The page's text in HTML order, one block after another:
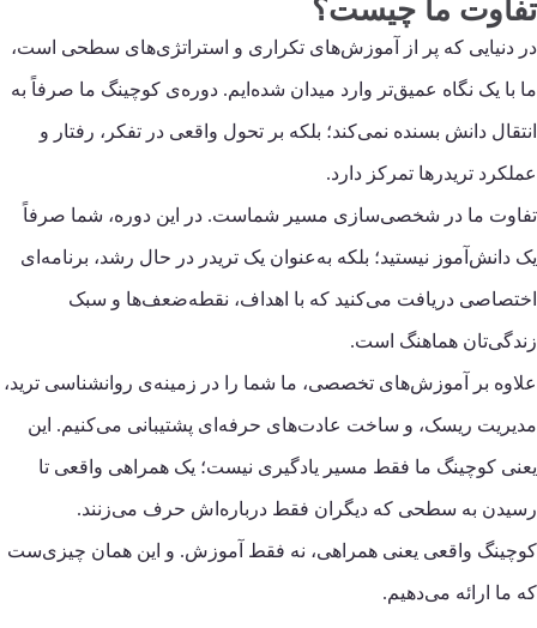
تفاوت ما چیست؟
در دنیایی که پر از آموزش‌های تکراری و استراتژی‌های سطحی است،
ما با یک نگاه عمیق‌تر وارد میدان شده‌ایم. دوره‌ی کوچینگ ما صرفاً به
انتقال دانش بسنده نمی‌کند؛ بلکه بر تحول واقعی در تفکر، رفتار و
عملکرد تریدرها تمرکز دارد.
تفاوت ما در شخصی‌سازی مسیر شماست. در این دوره، شما صرفاً
یک دانش‌آموز نیستید؛ بلکه به‌عنوان یک تریدر در حال رشد، برنامه‌ای
اختصاصی دریافت می‌کنید که با اهداف، نقطه‌ضعف‌ها و سبک
زندگی‌تان هماهنگ است.
علاوه بر آموزش‌های تخصصی، ما شما را در زمینه‌ی روانشناسی ترید،
مدیریت ریسک، و ساخت عادت‌های حرفه‌ای پشتیبانی می‌کنیم. این
یعنی کوچینگ ما فقط مسیر یادگیری نیست؛ یک همراهی واقعی تا
رسیدن به سطحی که دیگران فقط درباره‌اش حرف می‌زنند.
کوچینگ واقعی یعنی همراهی، نه فقط آموزش. و این همان چیزی‌ست
که ما ارائه می‌دهیم.